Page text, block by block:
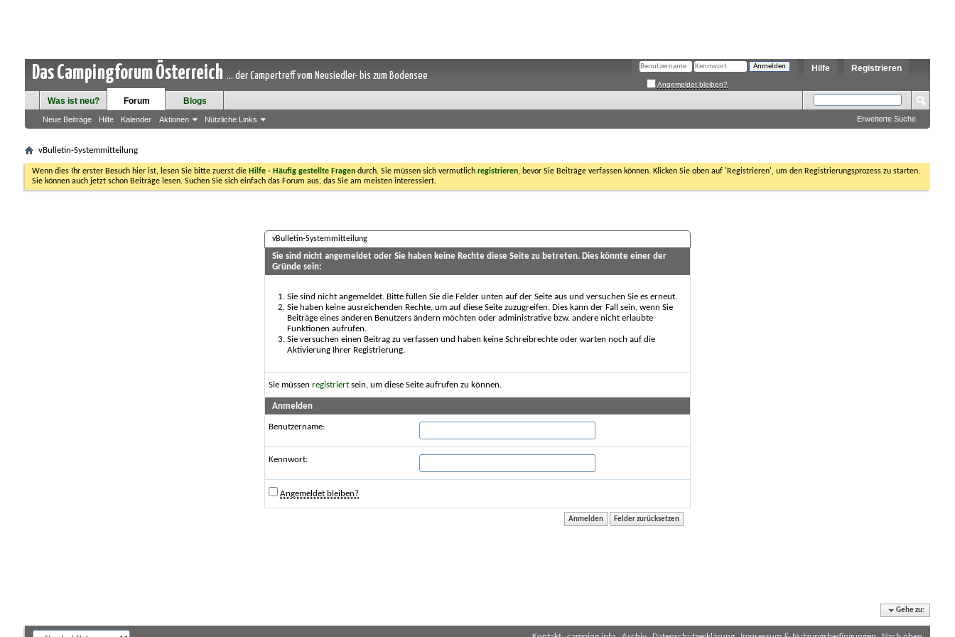
Das Campingforum Österreich ... der Campertreff vom Neusiedler- bis zum Bodensee
Registrieren
Hilfe
Angemeldet bleiben?
Was ist neu? Forum
Neue Beiträge Hilfe Kalender Aktionen Nützliche Links
Blogs
Erweiterte Suche
vBulletin-Systemmitteilung
Wenn dies Ihr erster Besuch hier ist, lesen Sie bitte zuerst die Hilfe - Häufig gestellte Fragen durch. Sie müssen sich vermutlich registrieren, bevor Sie Beiträge verfassen können. Klicken Sie oben auf 'Registrieren', um den Registrierungsprozess zu starten.
Sie können auch jetzt schon Beiträge lesen. Suchen Sie sich einfach das Forum aus, das Sie am meisten interessiert.
vBulletin-Systemmitteilung
Sie sind nicht angemeldet oder Sie haben keine Rechte diese Seite zu betreten. Dies könnte einer der
Gründe sein:
Sie sind nicht angemeldet. Bitte füllen Sie die Felder unten auf der Seite aus und versuchen Sie es erneut.
Sie haben keine ausreichenden Rechte, um auf diese Seite zuzugreifen. Dies kann der Fall sein, wenn Sie
Beiträge eines anderen Benutzers ändern möchten oder administrative bzw. andere nicht erlaubte
Funktionen aufrufen.
Sie versuchen einen Beitrag zu verfassen und haben keine Schreibrechte oder warten noch auf die
Aktivierung Ihrer Registrierung.
Sie müssen registriert sein, um diese Seite aufrufen zu können.
Anmelden
Benutzername:
Kennwort:
Angemeldet bleiben?
Gehe zu: